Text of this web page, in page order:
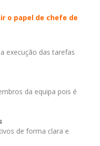
o papel de chefe de
execução das tarefas
da equipa pois é
de forma clara e